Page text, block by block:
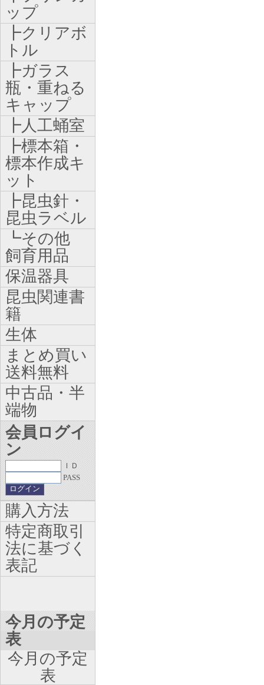
ップ
┣クリアボ
トル
┣ガラス
瓶・重ねる
キャップ
┣人工蛹室
┣標本箱・
標本作成キ
ット
┣昆虫針・
昆虫ラベル
┗その他
飼育用品
保温器具
昆虫関連書
籍
生体
まとめ買い
送料無料
中古品・半
端物
会員ログイ
ン
ＩＤ
PASS
購入方法
特定商取引
法に基づく
表記
今月の予定
表
今月の予定
表